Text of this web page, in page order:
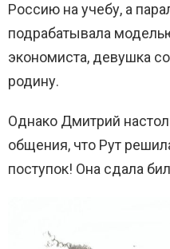
Россию на учебу, а
подрабатывала
экономиста, девушка
родину.
Однако Дмитрий
общения, что Рут
поступок! Она сдала